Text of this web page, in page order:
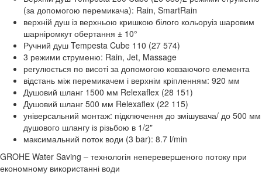
(за допомогою перемикача): Rain, SmartRain
верхній душ із верхньою кришкою білого кольоруіз шаровим
шарніромкут обертання ± 10°
Ручний душ Tempesta Cube 110 (27 574)
3 режими струменю: Rain, Jet, Massage
регулюється по висоті за допомогою ковзаючого елемента
відстань між перемикачем і верхнім кріпленням: 920 мм
Душовий шланг 1500 мм Relexaflex (28 151)
Душовий шланг 500 мм Relexaflex (22 115)
універсальний монтаж: підключення до змішувача/ до 500 мм
душового шлангу із різьбою в 1/2"
максимальний поток води (3 bar): 8.7 l/min
GROHE Water Saving – технологія неперевершеного потоку при
економному використанні води